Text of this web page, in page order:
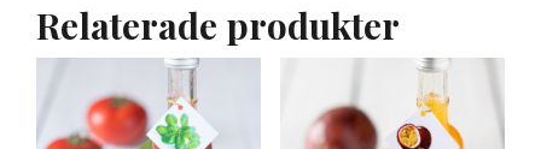
Relaterade produkter